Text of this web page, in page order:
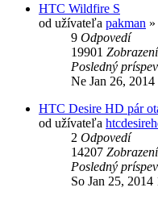
HTC Wildfire S
od užívateľa pakman »
9 Odpovedí
19901 Zobrazení
Posledný
Ne Jan 26, 2014
HTC Desire HD pár
od užívateľa
2 Odpovedí
14207 Zobrazení
Posledný
So Jan 25, 2014